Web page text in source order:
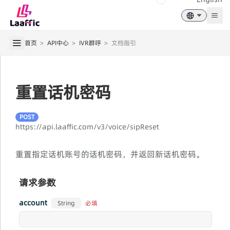
首页 > API中心 > IVR群呼 > 文档指引
重置话机密码
POST
https://api.laaffic.com/v3/voice/sipReset
重置指定话机账号的话机密码，并返回新话机密码。
请求参数
account String 必填